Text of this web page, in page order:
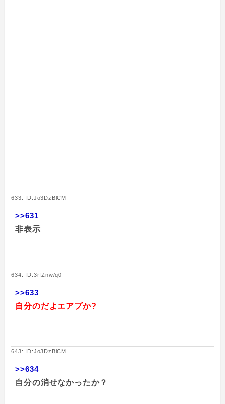
633: ID:Jo3DzBlCM
>>631
非表示
634: ID:3rIZnw/q0
>>633
自分のだよエアプか?
643: ID:Jo3DzBlCM
>>634
自分の消せなかったか？